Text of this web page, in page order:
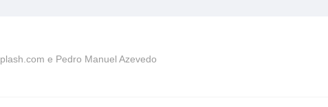
e Pedro Manuel Azevedo